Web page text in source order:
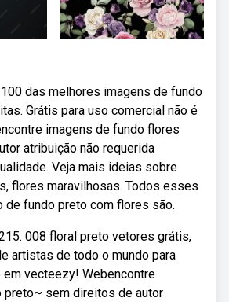
das melhores imagens de fundo
Grátis para uso comercial não é
imagens de fundo flores
atribuição não requerida
Veja mais ideias sobre
flores maravilhosas. Todos esses
de fundo preto com flores são.
008 floral preto vetores grátis,
artistas de todo o mundo para
vecteezy! Webencontre
preto~ sem direitos de autor